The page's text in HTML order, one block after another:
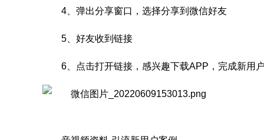
4、弹出分享窗口，选择分享到微信好友
5、好友收到链接
6、点击打开链接，感兴趣下载APP，完成新用